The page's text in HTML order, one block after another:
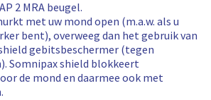
2 MRA beugel.
met uw mond open (m.a.w. als u
bent), overweeg dan het gebruik van
gebitsbeschermer (tegen
Somnipax shield blokkeert
de mond en daarmee ook met